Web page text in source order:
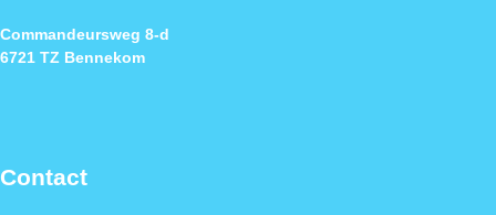
Commandeursweg 8-d
6721 TZ Bennekom
Contact